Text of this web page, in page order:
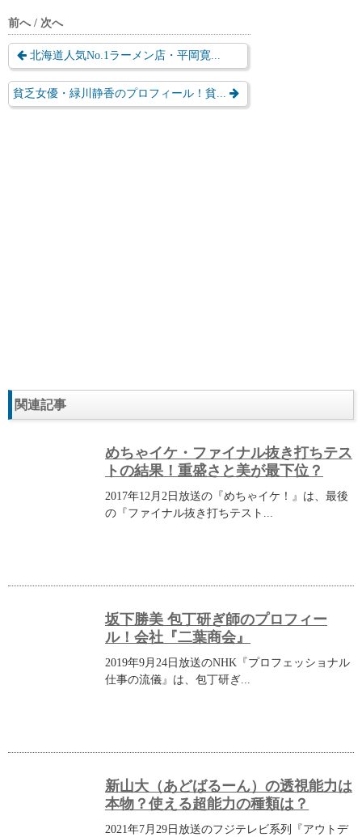
前へ / 次へ
北海道人気No.1ラーメン店・平岡寛...
貧乏女優・緑川静香のプロフィール！貧...
関連記事
めちゃイケ・ファイナル抜き打ちテス
トの結果！重盛さと美が最下位？
2017年12月2日放送の『めちゃイケ！』は、最後
の『ファイナル抜き打ちテスト...
坂下勝美 包丁研ぎ師のプロフィー
ル！会社『二葉商会』
2019年9月24日放送のNHK『プロフェッショナル
仕事の流儀』は、包丁研ぎ...
新山大（あどばるーん）の透視能力は
本物？使える超能力の種類は？
2021年7月29日放送のフジテレビ系列『アウトデ